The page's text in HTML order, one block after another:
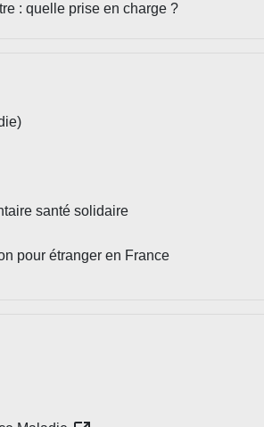
: quelle prise en charge ?
santé solidaire
pour étranger en France